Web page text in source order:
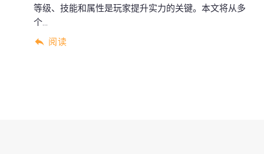
等级、技能和属性是玩家提升实力的关键。本文将从多
个...
阅读